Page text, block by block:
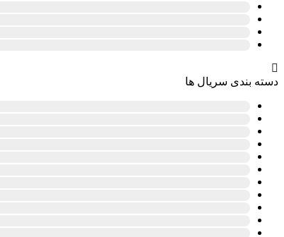
دسته بندی سریال ها